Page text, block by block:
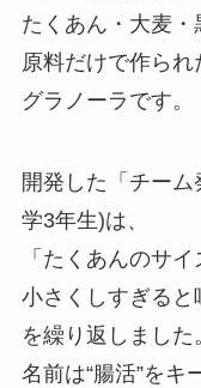
たくあん・大麦
原料だけで作ら
グラノーラです。
開発した「チーム
学3年生)は、
「たくあんのサ
小さくしすぎる
を繰り返しました
名前は“腸活”をキ